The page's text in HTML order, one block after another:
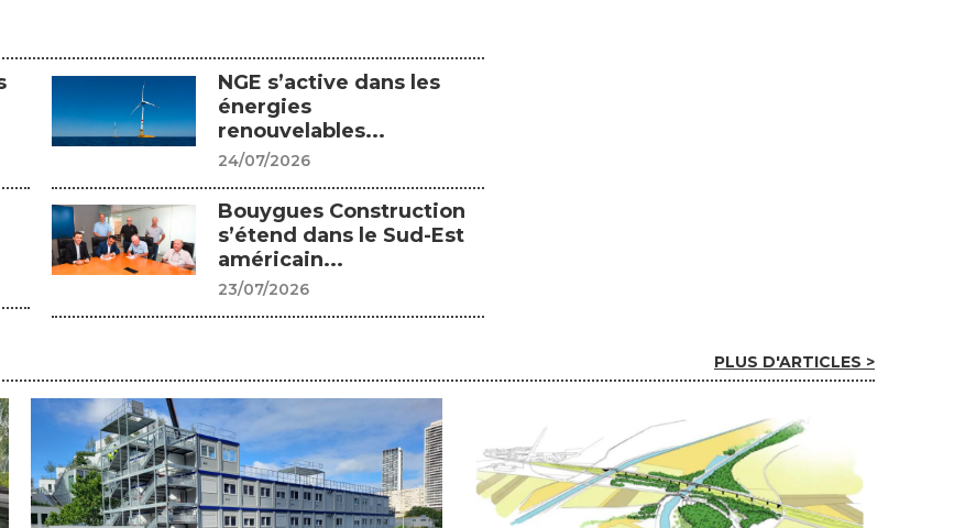
NGE s’active dans les
énergies
renouvelables...
24/07/2026
Bouygues Construction
s’étend dans le Sud-Est
américain...
23/07/2026
PLUS D'ARTICLES >